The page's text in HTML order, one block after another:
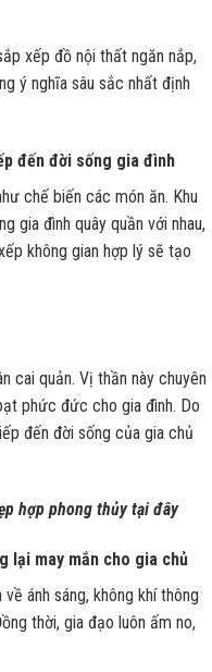
xếp đồ nội thất ngăn nắp,
ý nghĩa sâu sắc nhất định
đến đời sống gia đình
chế biến các món ăn. Khu
gia đình quây quần với nhau,
không gian hợp lý sẽ tạo
cai quản. Vị thần này chuyên
phức đức cho gia đình. Do
đến đời sống của gia chủ
hợp phong thủy tại đây
lại may mắn cho gia chủ
ánh sáng, không khí thông
thời, gia đạo luôn ấm no,